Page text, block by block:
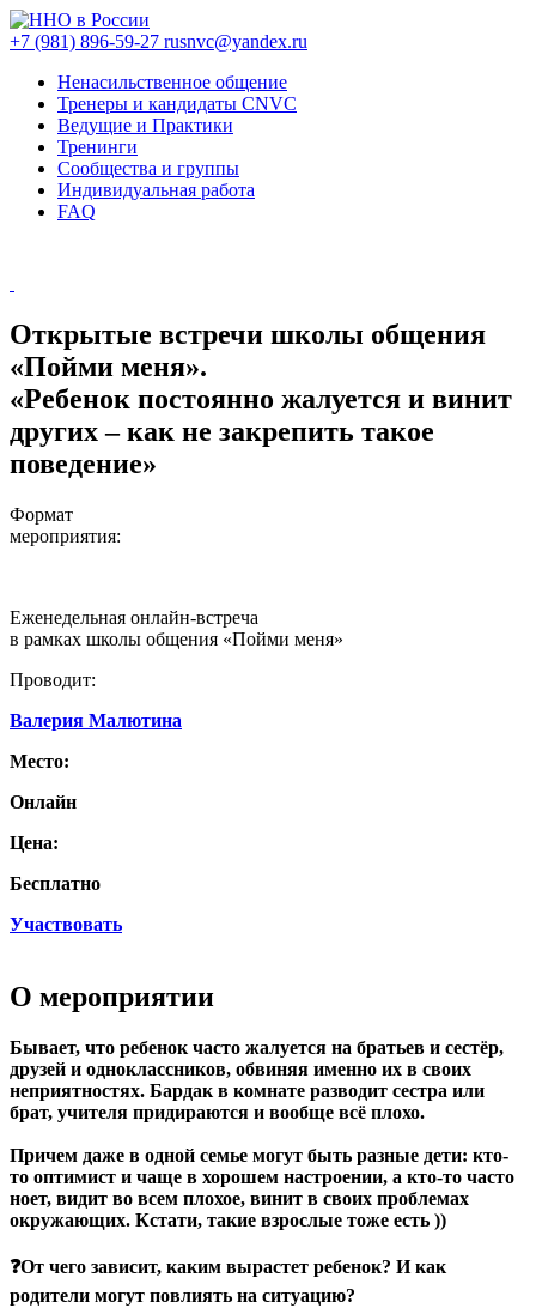
+7 (981) 896-59-27 rusnvc@yandex.ru
Ненасильственное общение
Тренеры и кандидаты CNVC
Ведущие и Практики
Тренинги
Сообщества и группы
Индивидуальная работа
FAQ
Открытые встречи школы общения
«Пойми меня».
«Ребенок постоянно жалуется и винит
других – как не закрепить такое
поведение»
Формат
мероприятия:
Еженедельная онлайн-встреча
в рамках школы общения «Пойми меня»
Проводит:
Валерия Малютина
Место:
Онлайн
Цена:
Бесплатно
Участвовать
О мероприятии
Бывает, что ребенок часто жалуется на братьев и сестёр,
друзей и одноклассников, обвиняя именно их в своих
неприятностях. Бардак в комнате разводит сестра или
брат, учителя придираются и вообще всё плохо.
Причем даже в одной семье могут быть разные дети: кто-
то оптимист и чаще в хорошем настроении, а кто-то часто
ноет, видит во всем плохое, винит в своих проблемах
окружающих. Кстати, такие взрослые тоже есть ))
❓От чего зависит, каким вырастет ребенок? И как
родители могут повлиять на ситуацию?